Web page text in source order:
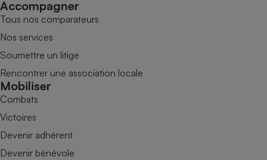
Accompagner
Tous nos comparateurs
Nos services
Soumettre un litige
Rencontrer une association locale
Mobiliser
Combats
Victoires
Devenir adhérent
Devenir bénévole